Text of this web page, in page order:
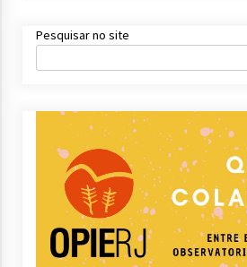
Pesquisar no site